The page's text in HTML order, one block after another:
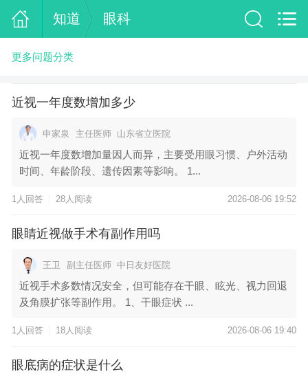
知道 眼科
更多问题分类
近视一年度数增加多少
申家泉 主任医师 山东省立医院
近视一年度数增加量因人而异，主要受用眼习惯、户外活动
时间、年龄阶段、遗传因素等影响。 1...
1人回答 28人阅读 2026-08-06 19:52
眼睛近视做手术有副作用吗
王卫 副主任医师 中日友好医院
近视手术多数情况安全，但可能存在干眼、眩光、视力回退
及角膜扩张等副作用。 1、干眼症状 ...
1人回答 18人阅读 2026-08-06 19:40
眼底病的症状是什么